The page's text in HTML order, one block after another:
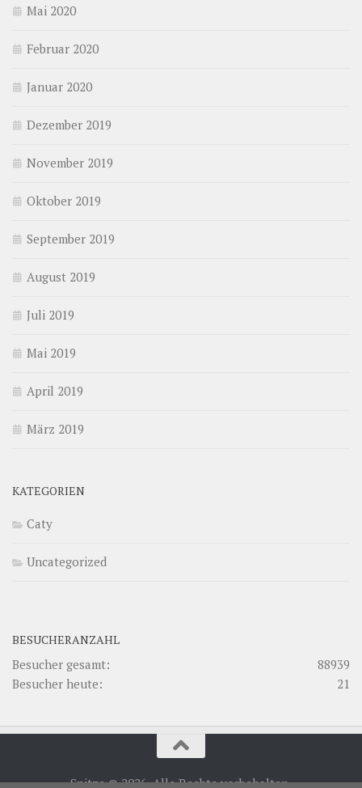
Mai 2020
Februar 2020
Januar 2020
Dezember 2019
November 2019
Oktober 2019
September 2019
August 2019
Juli 2019
Mai 2019
April 2019
März 2019
KATEGORIEN
Caty
Uncategorized
BESUCHERANZAHL
88939
Besucher gesamt:
21
Besucher heute:
Spitze © 2026. Alle Rechte vorbehalten.